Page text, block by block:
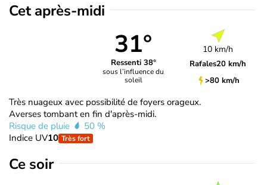
Cet après-midi
31°
Ressenti 38°
sous l’influence du
soleil
10 km/h
Rafales20 km/h
>80 km/h
Très nuageux avec possibilité de foyers orageux.
Averses tombant en fin d'après-midi.
Risque de pluie
50 %
Indice UV10 Très fort
Ce soir